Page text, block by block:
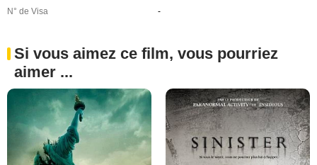
N° de Visa
-
Si vous aimez ce film, vous pourriez
aimer ...